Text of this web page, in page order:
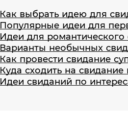
Как выбрать идею для
Популярные идеи для
Идеи для романтического
Варианты необычных
Как провести свидание
Куда сходить на
Идеи свиданий по